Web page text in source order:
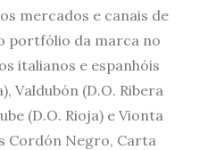
mercados e canais de
portfólio da marca no
italianos e espanhóis
Valdubón (D.O. Ribera
(D.O. Rioja) e Vionta
Cordón Negro, Carta